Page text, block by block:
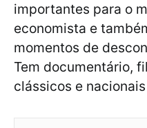
importantes para o
economista e
momentos de
Tem documentário,
clássicos e